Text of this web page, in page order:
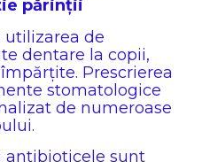
părinții
de
dentare la copii,
Prescrierea
stomatologice
de numeroase
antibioticele sunt